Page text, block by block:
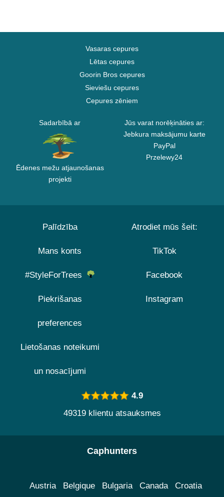
Vasaras cepures
Lētas cepures
Goorin Bros cepures
Sieviešu cepures
Cepures zēniem
Sadarbībā ar
Ēdenes mežu atjaunošanas
projekti
Jūs varat norēķināties ar:
Jebkura maksājumu karte
PayPal
Przelewy24
Palīdzība
Mans konts
#StyleForTrees
Piekrišanas
preferences
Lietošanas noteikumi
un nosacījumi
Atrodiet mūs šeit:
TikTok
Facebook
Instagram
4.9
49319 klientu atsauksmes
Caphunters
Austria Belgique Bulgaria Canada Croatia